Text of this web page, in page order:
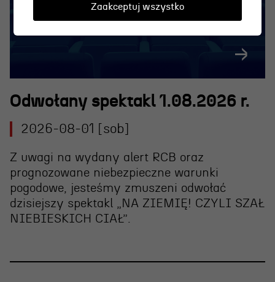
Odwołany spektakl 1.08.2026 r.
2026-08-01 [sob]
Z uwagi na wydany alert RCB oraz
prognozowane niebezpieczne warunki
pogodowe, jesteśmy zmuszeni odwołać
dzisiejszy spektakl „NA ZIEMIĘ! CZYLI SZAŁ
NIEBIESKICH CIAŁ”.
Zaakceptuj wszystko